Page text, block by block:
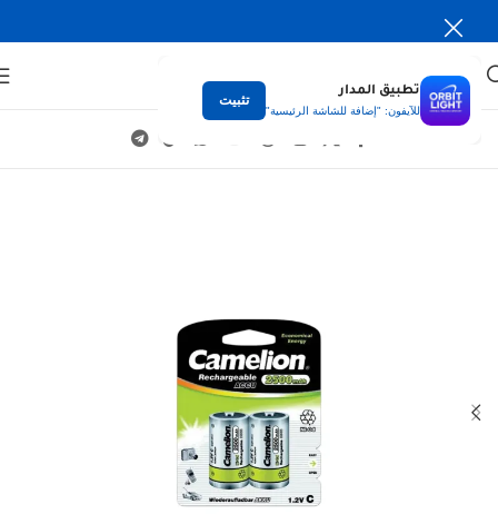
تطبيق المدار
للآيفون: "إضافة للشاشة الرئيسية"
تثبيت